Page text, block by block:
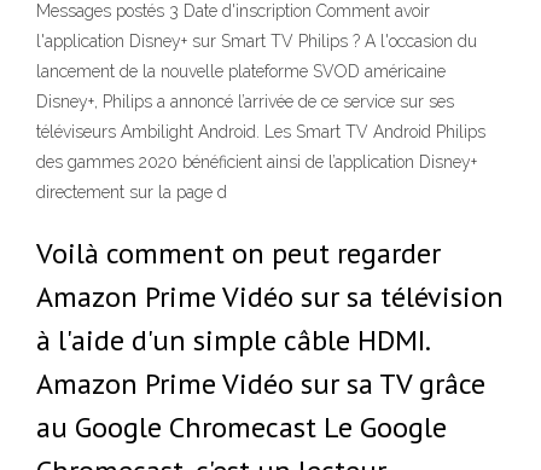
Messages postés 3 Date d'inscription Comment avoir
l'application Disney+ sur Smart TV Philips ? A l'occasion du
lancement de la nouvelle plateforme SVOD américaine
Disney+, Philips a annoncé l’arrivée de ce service sur ses
téléviseurs Ambilight Android. Les Smart TV Android Philips
des gammes 2020 bénéficient ainsi de l’application Disney+
directement sur la page d
Voilà comment on peut regarder
Amazon Prime Vidéo sur sa télévision
à l'aide d'un simple câble HDMI.
Amazon Prime Vidéo sur sa TV grâce
au Google Chromecast Le Google